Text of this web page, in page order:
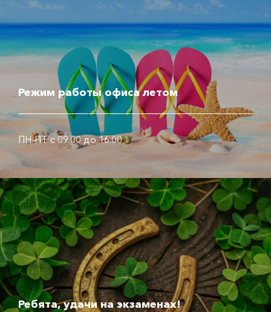
Режим работы офиса летом
ПН-ПТ с 09.00 до 16.00
Ребята, удачи на экзаменах!